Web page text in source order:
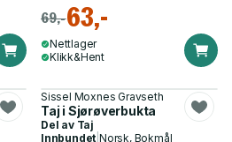
69,-63,-
Nettlager
Klikk&Hent
Sissel Moxnes Gravseth
Taj i Sjørøverbukta
Del av Taj
Innbundet |Norsk, Bokmål